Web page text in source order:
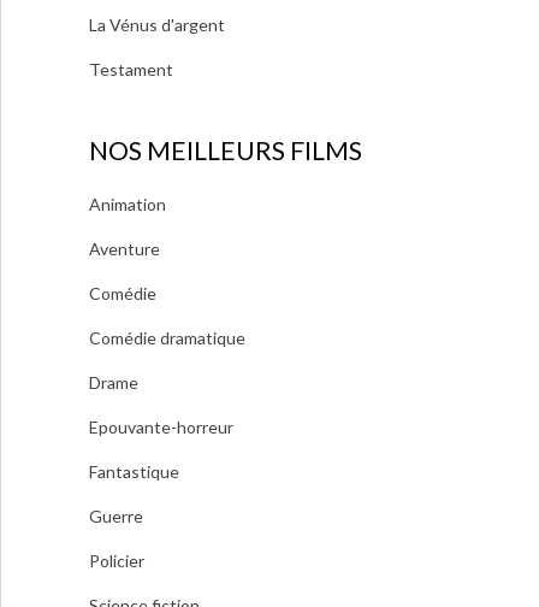
La Vénus d'argent
Testament
NOS MEILLEURS FILMS
Animation
Aventure
Comédie
Comédie dramatique
Drame
Epouvante-horreur
Fantastique
Guerre
Policier